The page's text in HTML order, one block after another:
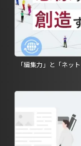
「編集力」と「ネッ